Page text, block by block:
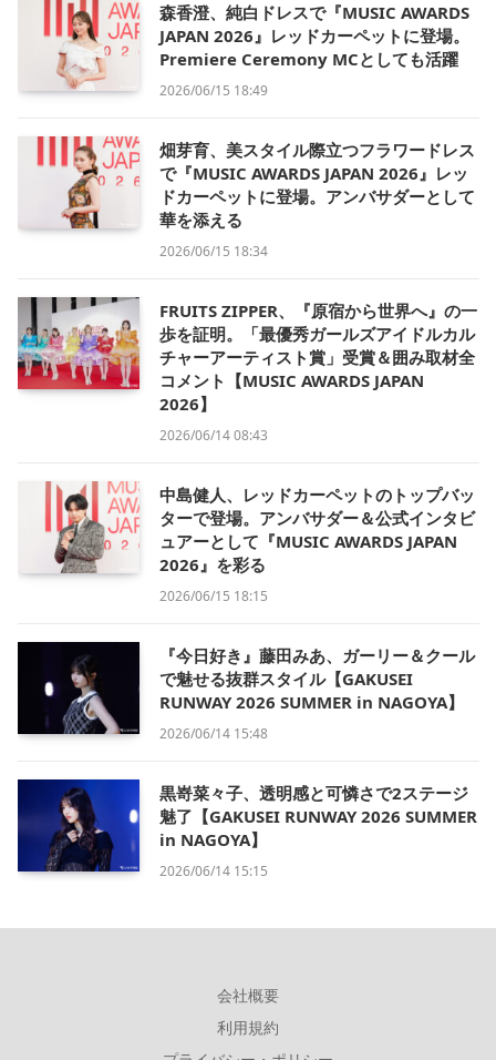
森香澄、純白ドレスで『MUSIC AWARDS
JAPAN 2026』レッドカーペットに登場。
Premiere Ceremony MCとしても活躍
2026/06/15 18:49
畑芽育、美スタイル際立つフラワードレス
で『MUSIC AWARDS JAPAN 2026』レッ
ドカーペットに登場。アンバサダーとして
華を添える
2026/06/15 18:34
FRUITS ZIPPER、『原宿から世界へ』の一
歩を証明。「最優秀ガールズアイドルカル
チャーアーティスト賞」受賞＆囲み取材全
コメント【MUSIC AWARDS JAPAN
2026】
2026/06/14 08:43
中島健人、レッドカーペットのトップバッ
ターで登場。アンバサダー＆公式インタビ
ュアーとして『MUSIC AWARDS JAPAN
2026』を彩る
2026/06/15 18:15
『今日好き』藤田みあ、ガーリー＆クール
で魅せる抜群スタイル【GAKUSEI
RUNWAY 2026 SUMMER in NAGOYA】
2026/06/14 15:48
黒嵜菜々子、透明感と可憐さで2ステージ
魅了【GAKUSEI RUNWAY 2026 SUMMER
in NAGOYA】
2026/06/14 15:15
会社概要
利用規約